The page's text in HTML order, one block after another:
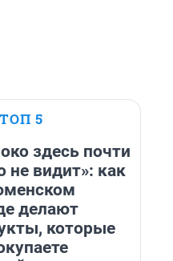
ТОП 5
здесь почти
не видит»: как
делают
которые